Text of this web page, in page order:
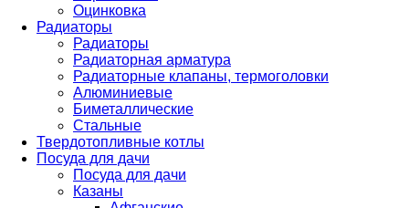
Оцинковка
Радиаторы
Радиаторы
Радиаторная арматура
Радиаторные клапаны, термоголовки
Алюминиевые
Биметаллические
Стальные
Твердотопливные котлы
Посуда для дачи
Посуда для дачи
Казаны